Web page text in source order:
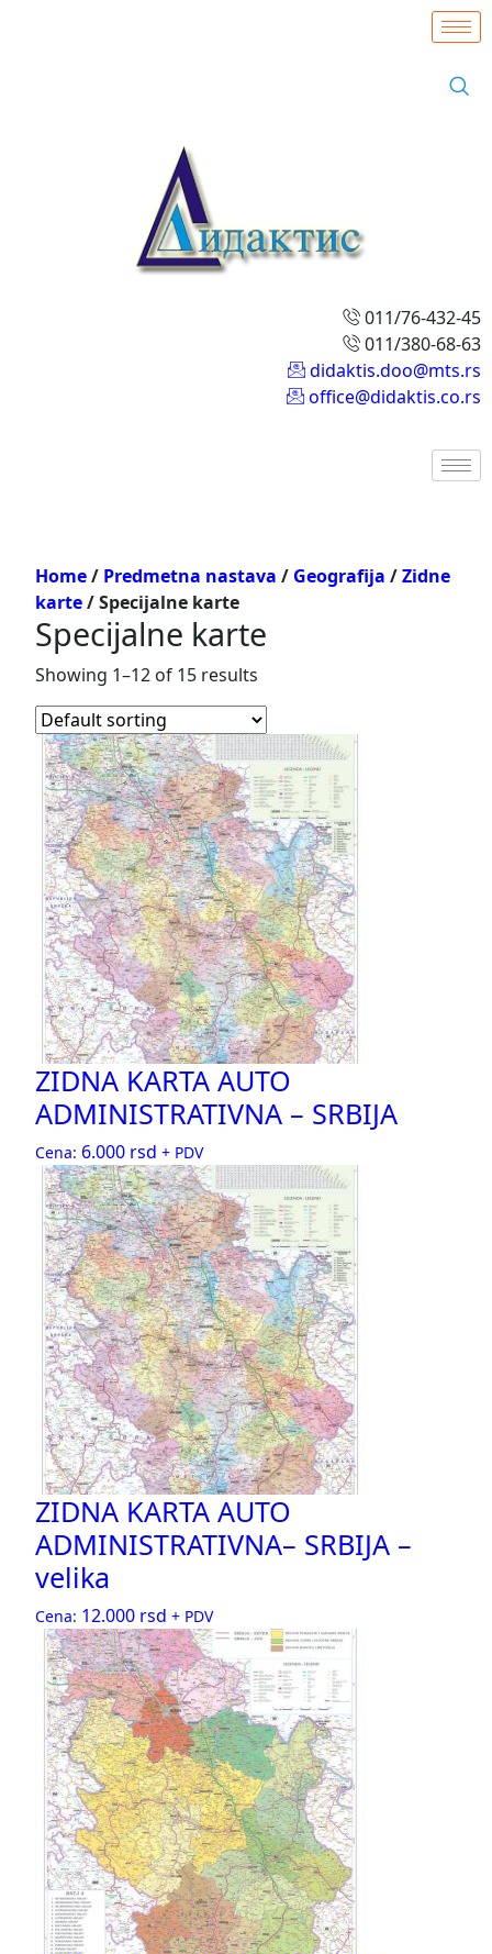
011/76-432-45
011/380-68-63
didaktis.doo@mts.rs
office@didaktis.co.rs
Home/ Predmetna nastava / Geografija /Zidne
karte/ Specijalne karte
Specijalne karte
Showing 1–12 of 15 results
ZIDNA KARTA AUTO
ADMINISTRATIVNA – SRBIJA
Cena: 6.000 rsd + PDV
ZIDNA KARTA AUTO
ADMINISTRATIVNA– SRBIJA –
velika
Cena: 12.000 rsd + PDV